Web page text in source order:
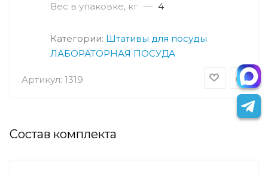
Артикул: 1319
Вес в упаковке, кг — 4
Категории: Штативы для посуды
ЛАБОРАТОРНАЯ ПОСУДА
Состав комплекта